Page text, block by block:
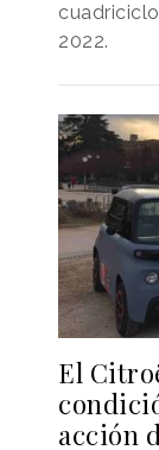
2022.
El
acción